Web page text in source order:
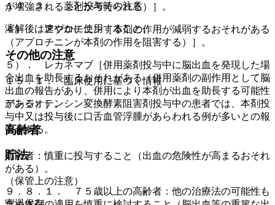
１４．２． 薬剤投与時の注意
溶解後は速やかに使用すること。
その他の注意
１５．１． 臨床使用に基づく情報
アンジオテンシン変換酵素阻害剤投与中の患者では、本剤投
与中又は投与後に口舌血管浮腫があらわれる例が多いとの報
告がある。
貯法
（保管上の注意）
が増強されることが考えられる）］。
４）． アプロチニン［本剤の作用が減弱するおそれがある
（アプロチニンが本剤の作用を阻害する）］。
５）． レカネマブ［併用薬剤投与中に脳出血を発現した場
合出血を助長するおそれがある（併用薬剤の副作用として脳
出血の報告があり、併用により本剤が出血を助長する可能性
がある）］。
高齢者
高齢者：慎重に投与すること（出血の危険性が高まるおそれ
がある）。
９．８．１． ７５歳以上の高齢者：他の治療法の可能性も